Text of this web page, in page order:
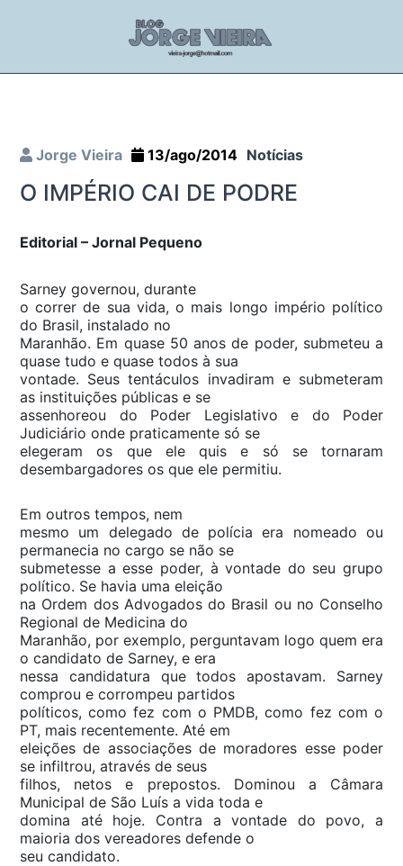
Jorge Vieira 13/ago/2014 Notícias
O IMPÉRIO CAI DE PODRE
Editorial – Jornal Pequeno
Sarney governou, durante
o correr de sua vida, o mais longo império político
do Brasil, instalado no
Maranhão. Em quase 50 anos de poder, submeteu a
quase tudo e quase todos à sua
vontade. Seus tentáculos invadiram e submeteram
as instituições públicas e se
assenhoreou do Poder Legislativo e do Poder
Judiciário onde praticamente só se
elegeram os que ele quis e só se tornaram
desembargadores os que ele permitiu.
Em outros tempos, nem
mesmo um delegado de polícia era nomeado ou
permanecia no cargo se não se
submetesse a esse poder, à vontade do seu grupo
político. Se havia uma eleição
na Ordem dos Advogados do Brasil ou no Conselho
Regional de Medicina do
Maranhão, por exemplo, perguntavam logo quem era
o candidato de Sarney, e era
nessa candidatura que todos apostavam. Sarney
comprou e corrompeu partidos
políticos, como fez com o PMDB, como fez com o
PT, mais recentemente. Até em
eleições de associações de moradores esse poder
se infiltrou, através de seus
filhos, netos e prepostos. Dominou a Câmara
Municipal de São Luís a vida toda e
domina até hoje. Contra a vontade do povo, a
maioria dos vereadores defende o
seu candidato.